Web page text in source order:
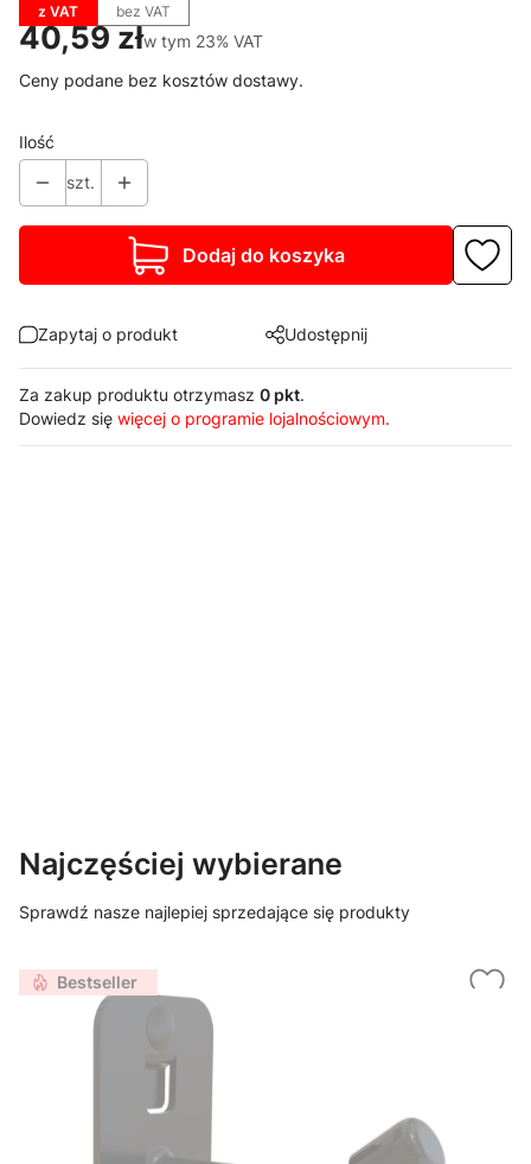
z VAT bez VAT
Cena
40,59 złw tym 23% VAT
w tym 23% VAT
Ceny podane bez kosztów dostawy.
Ilość
szt.
Dodaj do koszyka
Zapytaj o produkt Udostępnij
Za zakup produktu otrzymasz 0 pkt.
Dowiedz się więcej o programie lojalnościowym.
Najczęściej wybierane
Sprawdź nasze najlepiej sprzedające się produkty
Bestseller